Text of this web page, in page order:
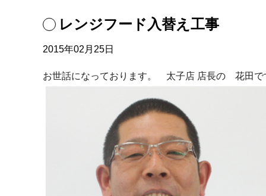
レンジフード入替え工事
2015年02月25日
お世話になっております。 太子店 店長の 花田で